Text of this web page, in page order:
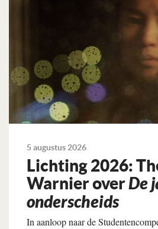
5 augustus 2026
Lichting 2026:
Warnier overDe
onderscheids
In aanloop naar de